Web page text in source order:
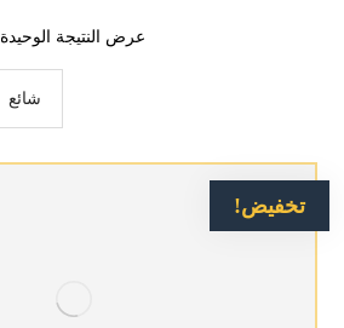
عرض النتيجة الوحيدة
تخفيض!